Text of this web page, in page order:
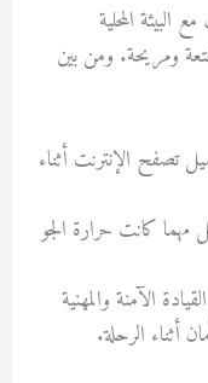
المحلية
ومريحة. ومن بين
تصفح الإنترنت أثناء
كانت حرارة الجو
الآمنة والمهنية
أثناء الرحلة.